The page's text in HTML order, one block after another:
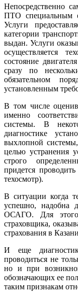
Непосредственно
ПТО специальным
Услуги
категории
выдан. Услуги
осуществляется
состояние
сразу по
обязательном
установленным
В том числе
именно
системы. В
диагностике
выхлопной
целью устранения
строго
придется
техосмотр).
В ситуации когда
успешно, надобна
ОСАГО. Для этого
страховщика,
страхования в
И еще
проводиться не
но и при
обозначающих ее
таким признакам